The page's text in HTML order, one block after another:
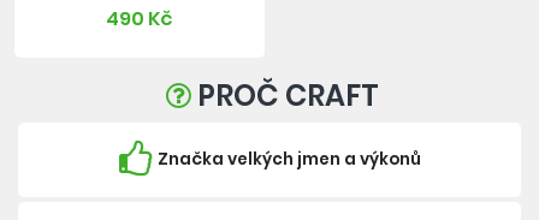
490 Kč
PROČ CRAFT
Značka velkých jmen a výkonů